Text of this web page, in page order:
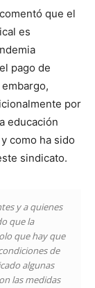
que el
es
pago de
por
educación
como ha sido
sindicato.
y a quienes
que la
que hay que
de
algunas
las medidas